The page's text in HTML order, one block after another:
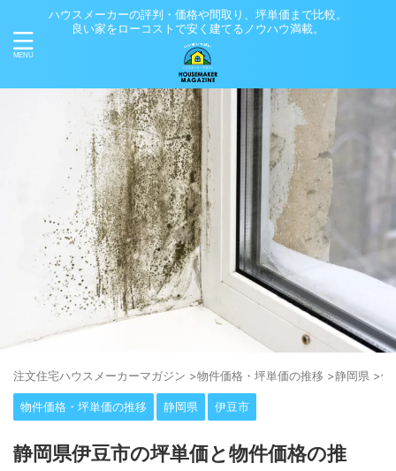
ハウスメーカーの評判・価格や間取り、坪単価まで比較。
良い家をローコストで安く建てるノウハウ満載。
注⽂住宅ハウスメーカーマガジン >物件価格・坪単価の推移 >静岡県 >伊
物件価格・坪単価の推移 静岡県 伊豆市
静岡県伊豆市の坪単価と物件価格の推